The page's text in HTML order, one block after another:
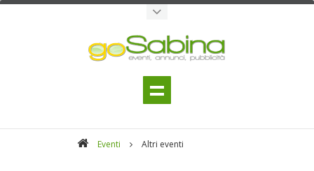
Eventi Altri eventi